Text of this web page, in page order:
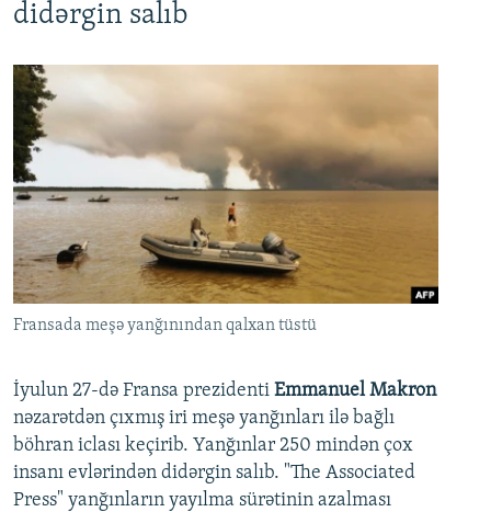
didərgin salıb
Fransada meşə yanğınından qalxan tüstü
İyulun 27-də Fransa prezidenti Emmanuel Makron
nəzarətdən çıxmış iri meşə yanğınları ilə bağlı
böhran iclası keçirib. Yanğınlar 250 mindən çox
insanı evlərindən didərgin salıb. "The Associated
Press" yanğınların yayılma sürətinin azalması